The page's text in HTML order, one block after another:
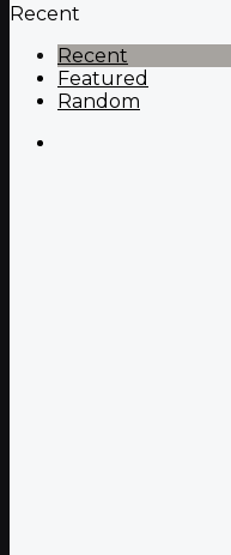
Recent
Recent
Featured
Random